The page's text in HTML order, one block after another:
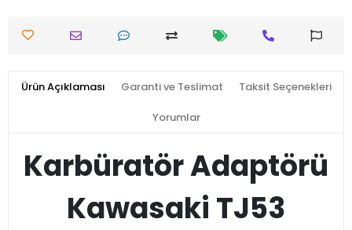
Ürün Açıklaması Garanti ve Teslimat Taksit Seçenekleri
Yorumlar
Karbüratör Adaptörü
Kawasaki TJ53